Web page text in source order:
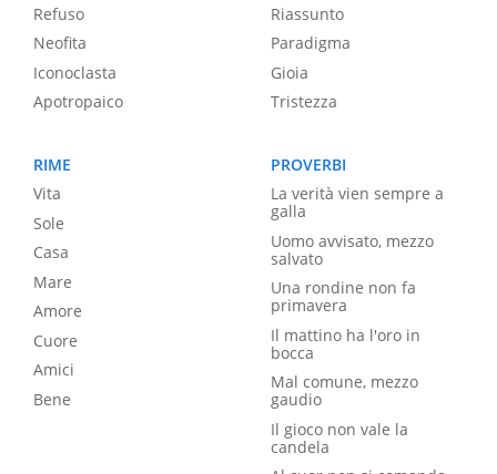
Refuso
Neofita
Iconoclasta
Apotropaico
Riassunto
Paradigma
Gioia
Tristezza
RIME
Vita
Sole
Casa
Mare
Amore
Cuore
Amici
Bene
PROVERBI
La verità vien sempre a
galla
Uomo avvisato, mezzo
salvato
Una rondine non fa
primavera
Il mattino ha l'oro in
bocca
Mal comune, mezzo
gaudio
Il gioco non vale la
candela